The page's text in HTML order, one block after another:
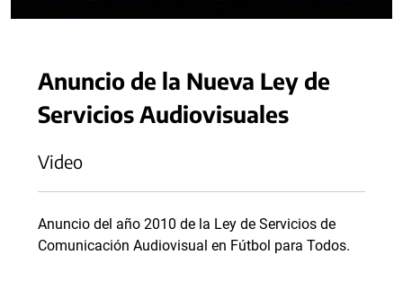
Anuncio de la Nueva Ley de
Servicios Audiovisuales
Video
Anuncio del año 2010 de la Ley de Servicios de
Comunicación Audiovisual en Fútbol para Todos.